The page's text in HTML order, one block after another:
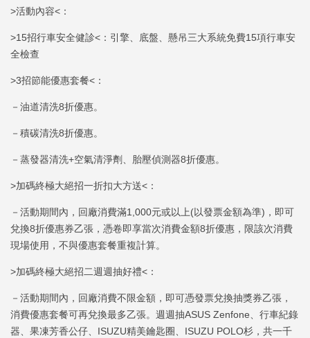
>活動內容<：
>15招行車安全健診<：引擎、底盤、懸吊三大系統免費15項行車安
全檢查
>3招節能優惠套餐<：
－油道清洗8折優惠。
－積碳清洗8折優惠。
－蒸發器清洗+空氣清淨劑、胎壓偵測器8折優惠。
>加碼終極大絕招一折扣大方送<：
－活動期間內，回廠消費滿1,000元或以上(以發票金額為準)，即可
兌換8折優惠券乙張，憑卷即享當次消費金額8折優惠，限該次消費
現場使用，不與優惠套餐重複計算。
>加碼終極大絕招二週週抽好禮<：
－活動期間內，回廠消費不限金額，即可憑發票兌換抽獎券乙張，
消費優惠套餐可再兌換最多乙張。週週抽ASUS Zenfone、行車紀錄
器、果凍芳香公仔、ISUZU精美鑰匙圈、ISUZU POLO杉，共一千